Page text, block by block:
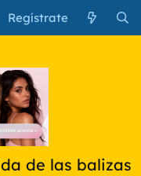
Regístrate
de las balizas